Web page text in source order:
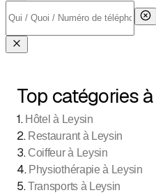
Top catégories
1. Hôtel à Leysin
2. Restaurant à Leysin
3. Coiffeur à Leysin
4. Physiothérapie à Leysin
5.Transports à Leysin